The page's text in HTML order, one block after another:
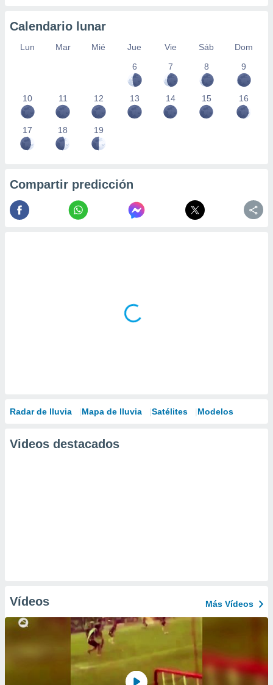
Calendario lunar
Lun Mar Mié Jue Vie Sáb
Dom
6
7 8 9
10 11 12 13 14 15 16
17 18 19
Compartir predicción
Radar de lluvia Mapa de lluvia Satélites Modelos
Videos destacados
Vídeos Más Vídeos